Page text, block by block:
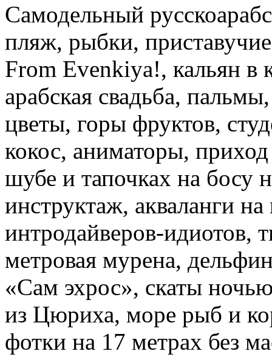
Самодельный
пляж, рыбки,
From Evenkiya!, кальян в
арабская свадьба,
цветы, горы фруктов,
кокос, аниматоры,
шубе и тапочках на босу
инструктаж, акваланги
интродайверов-идиотов,
метровая мурена,
«Сам эхрос», скаты
из Цюриха, море рыб и
фотки на 17 метрах без